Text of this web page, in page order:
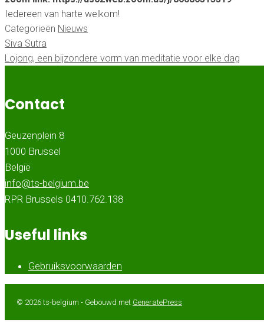
Iedereen van harte welkom!
Categorieën Nieuws
Siva Sutra
Lojong, een bijzondere vorm van meditatie voor elke dag
Contact
Geuzenplein 8
1000 Brussel
België
eb.muigleb-st@ofni
RPR Brussels 0410.762.138
Useful links
Gebruiksvoorwaarden
© 2026 ts-belgium • Gebouwd met GeneratePress